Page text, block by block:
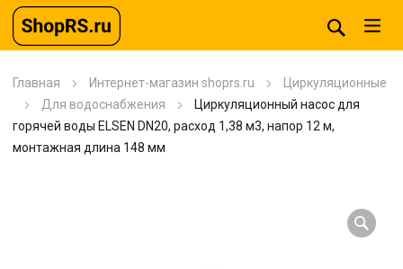
Главная Интернет-магазин shoprs.ru
Циркуляционные
Для водоснабжения
Циркуляционный насос для
горячей воды ELSEN DN20, расход 1,38 м3, напор 12 м,
монтажная длина 148 мм